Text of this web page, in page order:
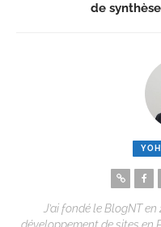
de
J’ai fondé le BlogNT
développement de sites en